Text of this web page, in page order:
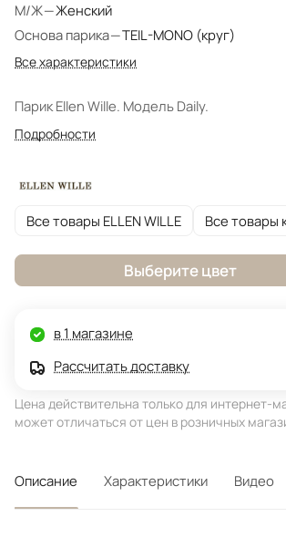
М/Ж—Женский
Основа парика—TEIL-MONO (круг)
Все характеристики
Парик Ellen Wille. Модель Daily.
Подробности
Все товары ELLEN WILLE Все товары
Выберите цвет
в 1 магазине
Рассчитать доставку
Цена действительна только для интернет-
может отличаться от цен в розничных
Описание Характеристики Видео